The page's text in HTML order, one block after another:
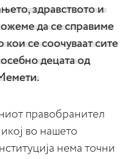
здравството и
да се справиме
се соочуваат сите
децата од
правобранител
во нашето
нема точни